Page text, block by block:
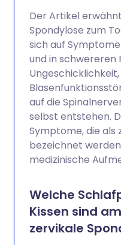
Der Artikel
Spondylose zum
sich auf
und in schwereren
auf die
selbst entstehen.
Symptome, die als
bezeichnet
medizinische
Welche
Kissen sind
zervikale